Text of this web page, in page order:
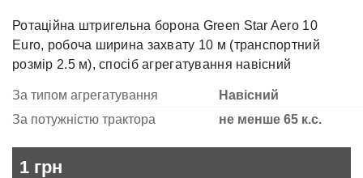
Ротаційна штригельна борона Green Star Aero 10
Euro, робоча ширина захвату 10 м (транспортний
розмір 2.5 м), спосіб агрегатування навісний
За типом агрегатування
Навісний
За потужністю трактора
не менше 65 к.с.
1 грн